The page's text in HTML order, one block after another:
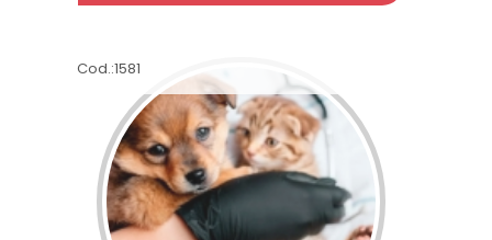
Cod.:1581